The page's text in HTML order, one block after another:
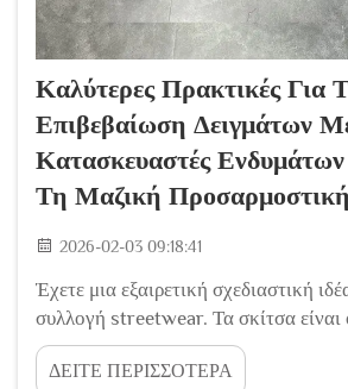
Καλύτερες Πρακτικές Για
Επιβεβαίωση Δειγμάτων
Κατασκευαστές
Τη Μαζική
2026-02-03 09:18:41
Έχετε μια εξαιρετική σχεδιαστική
συλλογή streetwear. Τα σκίτσα
έννοια είναι στέρεη και είστε
στην παραγωγή. Ωστόσο, πριν από
ΔΕΙΤΕ ΠΕΡΙΣΣΟΤΕΡΑ